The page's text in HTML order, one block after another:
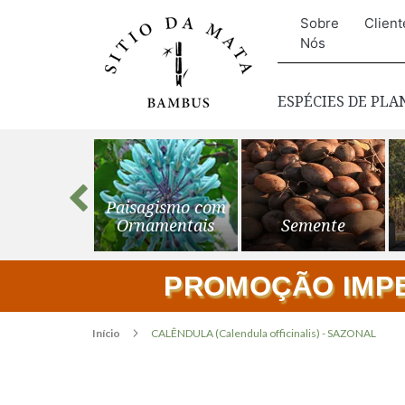
Sobre
Nós
ESPÉCIES DE
Paisagismo com
Ornamentais
Semente
PROMOÇÃO
Início CALÊNDULA (Calendula officinalis) - SAZONAL